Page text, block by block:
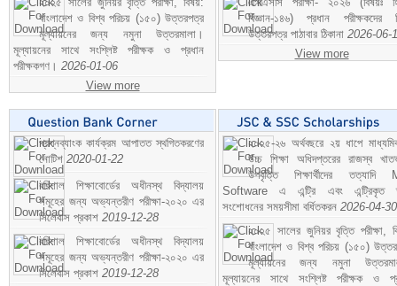
বাংলাদেশ ও বিশ্ব পরিচয় (১৫০) উত্তরপত্র
মূল্যায়নের জন্য নমুনা উত্তরমালা।
মূল্যায়নের সাথে সংশ্লিষ্ট পরীক্ষক ও প্রধান
পরীক্ষকগণ। 2026-01-06
View more
বিজ্ঞান-১৪৬) প্রধান পরীক্ষকদের
উত্তরপত্র পাঠাবার ঠিকানা 2026-06-
View more
প্রশ্নব্যাংক কার্যক্রম আপাতত স্থগিতকরণের
নোটিশ 2020-01-22
বরিশাল শিক্ষাবোর্ডের অধীনস্থ বিদ্যালয়
সমূহের জন্য অভ্যন্তরীণ পরীক্ষা-২০২০ এর
সিলেবাস প্রকাশ 2019-12-28
বরিশাল শিক্ষাবোর্ডের অধীনস্থ বিদ্যালয়
সমূহের জন্য অভ্যন্তরীণ পরীক্ষা-২০২০ এর
সিলেবাস প্রকাশ 2019-12-28
২০২৫-২৬ অর্থবছরে ২য় ধাপে
উচ্চ শিক্ষা অধিদপ্তরের রাজস্ব
উপবৃত্তি শিক্ষার্থীদের তত্যাদি
Software এ এন্ট্রি এবং এন্ট্রিকৃত
সংশোধনের সময়সীমা বর্ধিতকরন 2026-04-30
২০২৫ সালের জুনিয়র বৃত্তি পরীক্ষা,
বাংলাদেশ ও বিশ্ব পরিচয় (১৫০)
মূল্যায়নের জন্য নমুনা
মূল্যায়নের সাথে সংশ্লিষ্ট পরীক্ষক ও